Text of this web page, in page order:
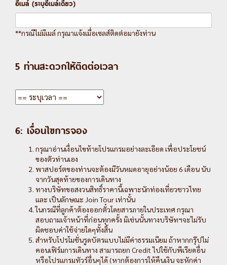
อีเมล์ (ระบุอีเมล์เดียว)
**กรณีไม่มีเมล์ กรุณาแจ้งเมื่อเซลส์ติดต่อมายังท่าน
5 ท่านสะดวกให้ติดต่อเวลา
6: เงื่อนไขการจอง
กรุณาอ่านเงื่อนไขท้ายโปรแกรมอย่างละเอียด เพื่อประโยชน์
ของตัวท่านเอง
พาสปอร์ตของท่านจะต้องมีวันหมดอายุอย่างน้อย 6 เดือน นับ
จากวันสุดท้ายของการเดินทาง
ทางบริษัทขอสงวนสิทธิ์ราคานี้เฉพาะนักท่องเที่ยวชาวไทย
และ เป็นลักษณะ Join Tour เท่านั้น
ในกรณีที่ลูกค้าต้องออกตั๋วโดยสารภายในประเทศ กรุณา
สอบถามเจ้าหน้าที่ก่อนทุกครั้ง มิเช่นนั้นทางบริษัทฯจะไม่รับ
ผิดชอบค่าใช้จ่ายใดๆทั้งสิ้น
สำหรับโปรโมชั่นรูดบัตรแบบไม่มีค่าธรรมเนียม ถ้าหากกรุ๊ปไม่
คอนเฟิร์มการเดินทาง สามารถยก Credit ไปใช้กับพีเรียดอื่น
หรือโปรแกรมทัวร์อื่นๆได้ (หากต้องการให้คืนเงิน จะหักค่า